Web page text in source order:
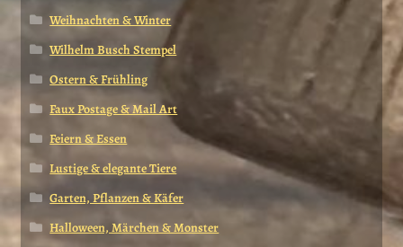
Weihnachten & Winter
Wilhelm Busch Stempel
Ostern & Frühling
Faux Postage & Mail Art
Feiern & Essen
Lustige & elegante Tiere
Garten, Pflanzen & Käfer
Halloween, Märchen & Monster